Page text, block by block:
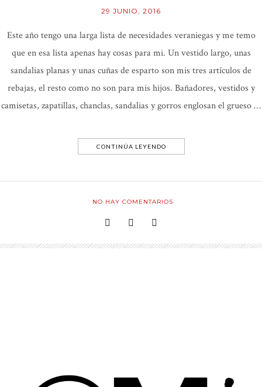
29 JUNIO, 2016
Este año tengo una larga lista de necesidades veraniegas y me temo
que en esa lista apenas hay cosas para mi. Un vestido largo, unas
sandalias planas y unas cuñas de esparto son mis tres artículos de
rebajas, el resto como no son para mis hijos. Bañadores, vestidos y
camisetas, zapatillas, chanclas, sandalias y gorros englosan el grueso …
CONTINÚA LEYENDO
NO HAY COMENTARIOS